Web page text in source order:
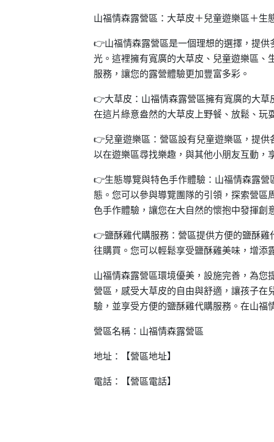
山福情森露營區：大草皮＋兒童遊樂區＋
👉山福情森露營區是一個理想的選擇，提
光。這裡擁有寬廣的大草皮、兒童遊樂區、
服務，讓您的露營體驗更加豐富多彩。
👉大草皮：山福情森露營區擁有寬廣的大
在這片綠意盎然的大草皮上野餐、放鬆、玩
👉兒童遊樂區：營區設有兒童遊樂區，提
以在遊樂區尋找樂趣，與其他小朋友互動，
👉生態導覽與特色手作體驗：山福情森露
態。您可以參與導覽團隊的引領，探索營
色手作體驗，讓您在大自然的懷抱中發揮創
👉鹽酥雞代購服務：營區提供方便的鹽酥
往購買。您可以輕鬆享受鹽酥雞美味，增添
山福情森露營區環境優美，設施完善，為
營區，感受大草皮的自由與舒適，讓孩子
驗，並享受方便的鹽酥雞代購服務。在山福
營區名稱：山福情森露營區
地址：【營區地址】
電話：【營區電話】